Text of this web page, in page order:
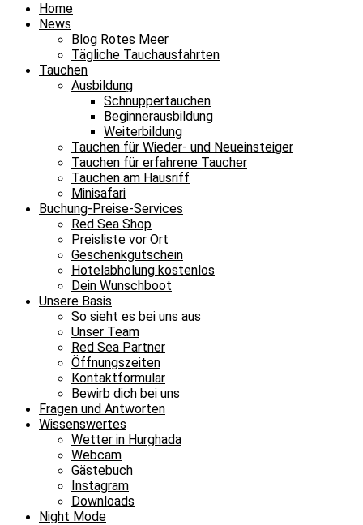
Home
News
Blog Rotes Meer
Tägliche Tauchausfahrten
Tauchen
Ausbildung
Schnuppertauchen
Beginnerausbildung
Weiterbildung
Tauchen für Wieder- und Neueinsteiger
Tauchen für erfahrene Taucher
Tauchen am Hausriff
Minisafari
Buchung-Preise-Services
Red Sea Shop
Preisliste vor Ort
Geschenkgutschein
Hotelabholung kostenlos
Dein Wunschboot
Unsere Basis
So sieht es bei uns aus
Unser Team
Red Sea Partner
Öffnungszeiten
Kontaktformular
Bewirb dich bei uns
Fragen und Antworten
Wissenswertes
Wetter in Hurghada
Webcam
Gästebuch
Instagram
Downloads
Night Mode